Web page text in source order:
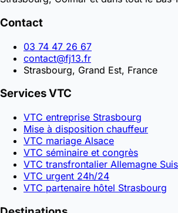
Contact
03 74 47 26 67
contact@fj13.fr
Strasbourg, Grand Est, France
Services VTC
VTC entreprise Strasbourg
Mise à disposition chauffeur
VTC mariage Alsace
VTC séminaire et congrès
VTC transfrontalier Allemagne
VTC urgent 24h/24
VTC partenaire hôtel Strasbourg